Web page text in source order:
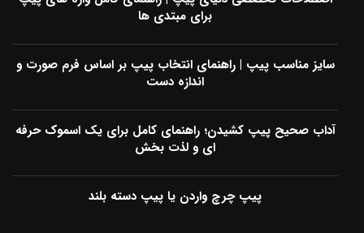
برای مبتدی ها
سایز مناسب پیپ | راهنمای انتخاب پیپ بر اساس فرم صورت و
اندازه دست
آداب صحیح پیپ کشیدن؛ راهنمای کامل برای یک اسموک حرفه
ای و لذت بخش
پیپ چرچ واردن یا پیپ دسته بلند